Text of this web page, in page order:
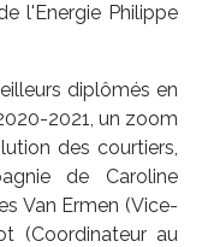
l'Energie Philippe
diplômés en
2021, un zoom
des courtiers,
de Caroline
Van Ermen (Vice-
(Coordinateur au